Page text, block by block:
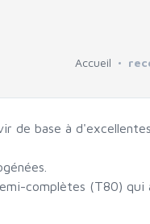
Accueil
de base à
complètes (T80) qui